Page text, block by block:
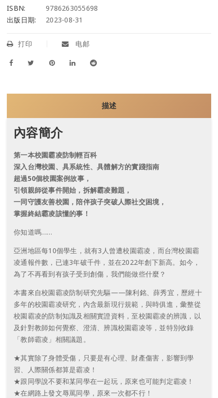
ISBN:
9786263055698
出版日期:
2023-08-31
打印 电邮
描述
內容簡介
第一本校園霸凌防制輕百科
深入台灣校園、具系統性、具體解方的實踐指南
超過50個校園案例故事，
引領親師從事件開始，拆解霸凌難題，
一同守護友善校園，陪伴孩子突破人際社交困境，
掌握終結霸凌該懂的事！
你知道嗎……
亞洲地區每10個學生，就有3人曾遭校園霸凌，而台灣校園霸
凌通報件數，已連3年破千件，並在2022年創下新高。如今，
為了不再看到有孩子受到創傷，我們能做些什麼？
本書來自校園霸凌防制研究先驅——陳利銘、薛秀宜，歷經十
多年的校園霸凌研究，內含最新現行規範，與時俱進，彙整從
校園霸凌的防制知識及相關實證資料，至校園霸凌的辨識，以
及針對教師如何覺察、澄清、辨識校園霸凌等，並特別收錄
「教師霸凌」相關議題。
★其實除了身體受傷，只要是有心理、財產傷害，影響到學
習、人際關係都算是霸凌！
★跟同學說不要和某同學在一起玩，原來也可能判定霸凌！
★在網路上發文辱罵同學，原來一次都不行！